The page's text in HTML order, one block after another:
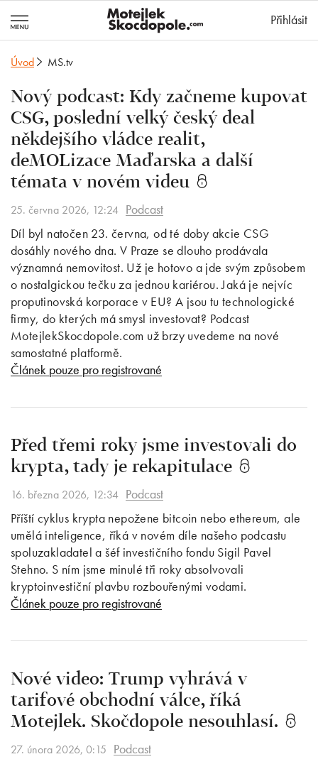
Přihlásit
Úvod MS.tv
Nový podcast: Kdy začneme kupovat
CSG, poslední velký český deal
někdejšího vládce realit,
deMOLizace Maďarska a další
témata v novém videu
25. června 2026, 12:24 Podcast
Díl byl natočen 23. června, od té doby akcie CSG
dosáhly nového dna. V Praze se dlouho prodávala
významná nemovitost. Už je hotovo a jde svým způsobem
o nostalgickou tečku za jednou kariérou. Jaká je nejvíc
proputinovská korporace v EU? A jsou tu technologické
firmy, do kterých má smysl investovat? Podcast
MotejlekSkocdopole.com už brzy uvedeme na nové
samostatné platformě.
Článek pouze pro registrované
Před třemi roky jsme investovali do
krypta, tady je rekapitulace
16. března 2026, 12:34 Podcast
Příští cyklus krypta nepožene bitcoin nebo ethereum, ale
umělá inteligence, říká v novém díle našeho podcastu
spoluzakladatel a šéf investičního fondu Sigil Pavel
Stehno. S ním jsme minulé tři roky absolvovali
kryptoinvestiční plavbu rozbouřenými vodami.
Článek pouze pro registrované
Nové video: Trump vyhrává v
tarifové obchodní válce, říká
Motejlek. Skočdopole nesouhlasí.
27. února 2026, 0:15 Podcast